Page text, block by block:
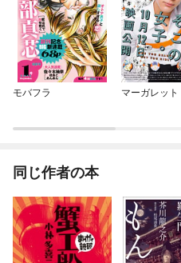
モバフラ マーガレット
同じ作者の本